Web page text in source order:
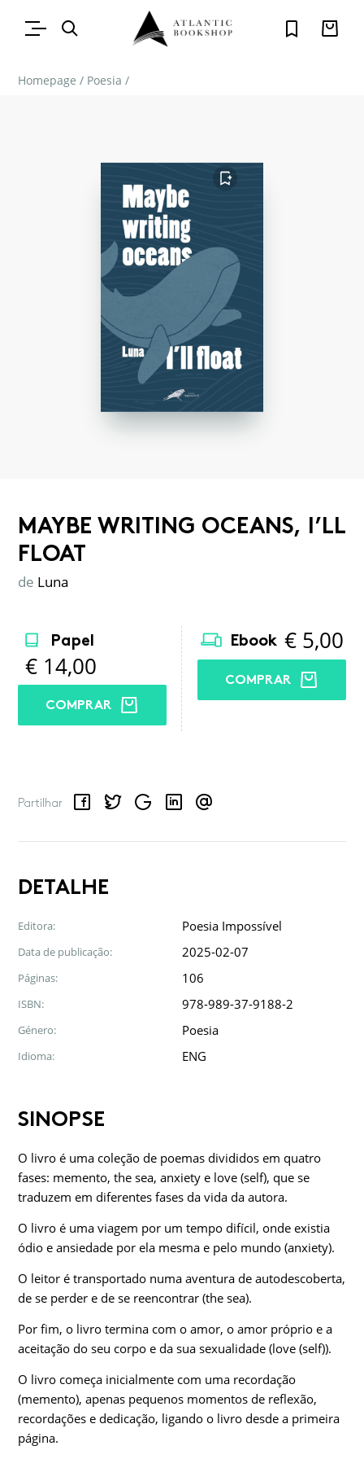
Homepage / Poesia /
FAVORITO
MAYBE WRITING OCEANS, I’LL
FLOAT
de Luna
Papel
€ 14,00
COMPRAR
Ebook € 5,00
COMPRAR
Partilhar
FacebookTwitterGoogle LinkedInEmail
DETALHE
Editora: Poesia Impossível
Data de publicação: 2025-02-07
Páginas: 106
ISBN: 978-989-37-9188-2
Género: Poesia
Idioma: ENG
SINOPSE
O livro é uma coleção de poemas divididos em quatro
fases: memento, the sea, anxiety e love (self), que se
traduzem em diferentes fases da vida da autora.
O livro é uma viagem por um tempo difícil, onde existia
ódio e ansiedade por ela mesma e pelo mundo (anxiety).
O leitor é transportado numa aventura de autodescoberta,
de se perder e de se reencontrar (the sea).
Por fim, o livro termina com o amor, o amor próprio e a
aceitação do seu corpo e da sua sexualidade (love (self)).
O livro começa inicialmente com uma recordação
(memento), apenas pequenos momentos de reflexão,
recordações e dedicação, ligando o livro desde a primeira
página.